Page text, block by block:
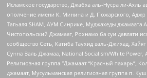
Исламское государство, Джабха аль-Нусра ли-
ополчение имени К. Минина и Д. Пожарского, Аджр
Тагьаля SHAM, АУМ Синрике, Муджахеды джамаата
Чистопольский Джамаат, Рохнамо ба суи давлати
сообщество Сеть, Катиба Таухид валь-Джихад,
Сунна Валь Джамаа, National Socialism/White Power,
Религиозная группа “Джамаат “Красный пахарь”,
джамаат, Мусульманская религиозная группа п.